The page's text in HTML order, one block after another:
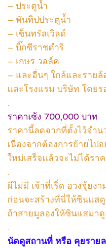
– ประตูน้ำ
– พันทิปประตูน้ำ
– เซ็นทรัลเวิลด์
– บิ๊กซีราชดำริ
– เกษร วอล์ค
– และอื่นๆ ใกล้และราย
และโรงแรม บริษัท โดยร
.
ราคาเซ้ง 700,000 บาท
ราคานี้ลดจากที่ตั้งไว้จำ
เนื่องจากต้องการย้ายไป
ใหม่เสร็จแล้วจะไม่ได้รา
.
ผีไม่มี เจ้าที่เริ่ด ฮวงจุ้ยงา
ก่อนจะสร้างที่นี่ให้ซินแส
ถ้าสายมูลองให้ซินแสมาดู
.
นัดดูสถานที่ หรือ คุยราย